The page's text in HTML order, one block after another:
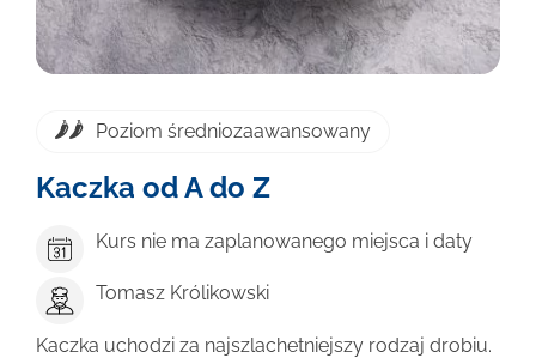
Poziom średniozaawansowany
Kaczka od A do Z
Kaczka uchodzi za najszlachetniejszy rodzaj drobiu.
Kurs nie ma zaplanowanego miejsca i daty
Tomasz Królikowski